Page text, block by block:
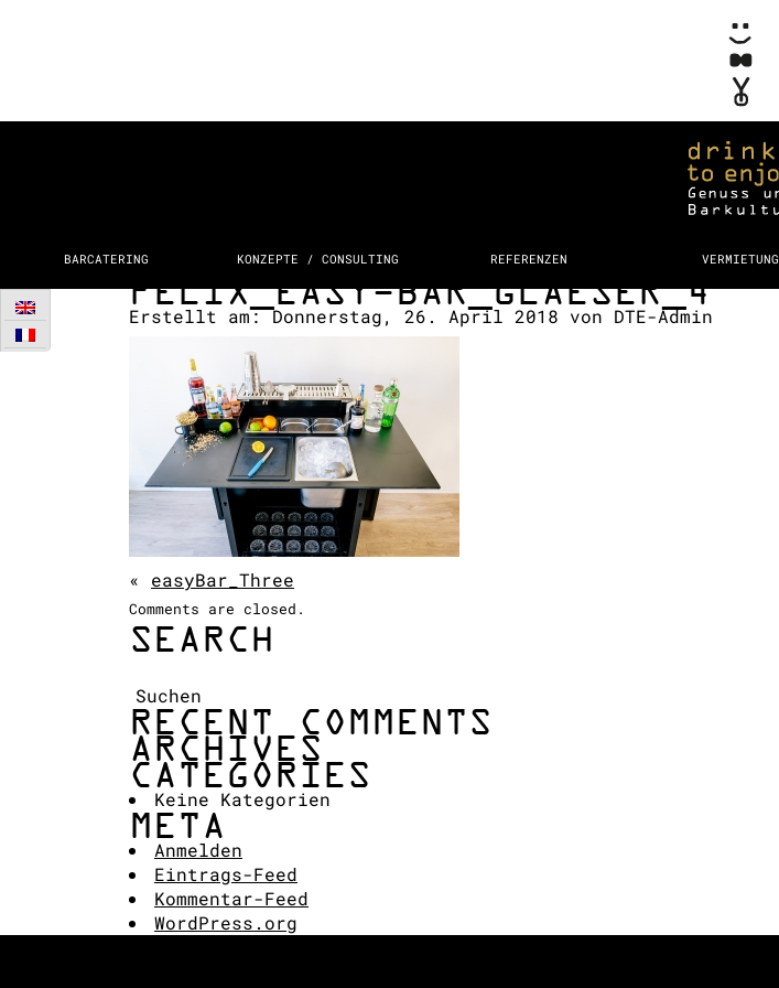
BARCATERING KONZEPTE / CONSULTING REFERENZEN VERMIETUNG
FELIX_EASY-BAR_GLAESER_4
Erstellt am:Donnerstag, 26. April 2018 von DTE-Admin
« easyBar_Three
Comments are closed.
SEARCH
RECENT COMMENTS
ARCHIVES
CATEGORIES
Keine Kategorien
META
Anmelden
Eintrags-Feed
Kommentar-Feed
WordPress.org